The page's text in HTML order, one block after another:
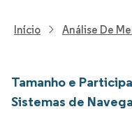
Início Análise De
Tamanho e
Sistemas de